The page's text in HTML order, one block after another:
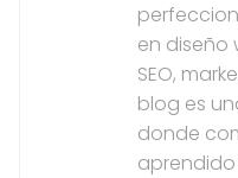
en diseño
SEO,
blog es
donde